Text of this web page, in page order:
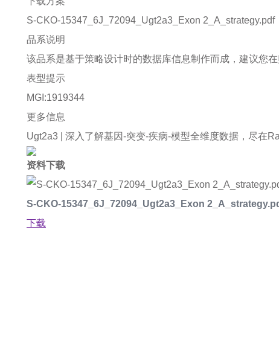
S-CKO-15347_6J_72094_Ugt2a3_Exon 2_A_strategy.pdf
品系说明
该品系是基于策略设计时的数据库信息制作而成，建议您
表型提示
MGI:1919344
更多信息
Ugt2a3 | 深入了解基因-突变-疾病-模型全维度数据，尽在
资料下载
S-CKO-15347_6J_72094_Ugt2a3_Exon
下载